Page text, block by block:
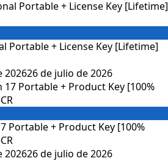
Portable + License Key [Lifetime]
202626 de julio de 2026
Portable + Product Key [100%
202626 de julio de 2026